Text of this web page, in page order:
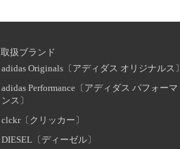
取扱ブランド
adidas Originals〔アディダス オリジナルス〕
adidas Performance〔アディダス パフォーマ
ンス〕
clckr〔クリッカー〕
DIESEL〔ディーゼル〕